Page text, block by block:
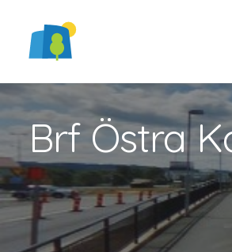
Brf Östra